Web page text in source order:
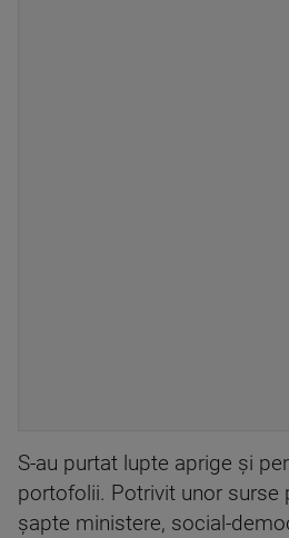
S-au purtat lupte aprige și
portofolii. Potrivit unor surse
șapte ministere, social-